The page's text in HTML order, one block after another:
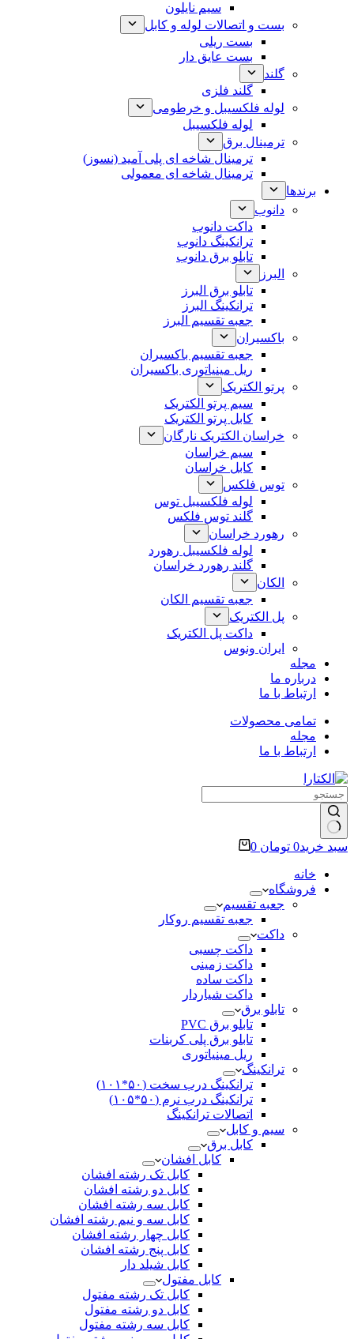
سیم نایلون
بست و اتصالات لوله و کابل
بست ریلی
بست عایق دار
گلند
گلند فلزی
لوله فلکسیبل و خرطومی
لوله فلکسیبل
ترمینال برق
ترمینال شاخه ای پلی آمید (نسوز)
ترمینال شاخه ای معمولی
برندها
دانوب
داکت دانوب
ترانکینگ دانوب
تابلو برق دانوب
البرز
تابلو برق البرز
ترانکینگ البرز
جعبه تقسیم البرز
باکسیران
جعبه تقسیم باکسیران
ریل مینیاتوری باکسیران
پرتو الکتریک
سیم پرتو الکتریک
کابل پرتو الکتریک
خراسان الکتریک نارگان
سیم خراسان
کابل خراسان
توس فلکس
لوله فلکسیبل توس
گلند توس فلکس
رهورد خراسان
لوله فلکسیبل رهورد
گلند رهورد خراسان
الکان
جعبه تقسیم الکان
پل الکتریک
داکت پل الکتریک
ایران ونوس
مجله
درباره ما
ارتباط با ما
تمامی محصولات
مجله
ارتباط با ما
سبد خرید0 تومان 0
خانه
فروشگاه
جعبه تقسیم
جعبه تقسیم روکار
داکت
داکت چسبی
داکت زمینی
داکت ساده
داکت شیاردار
تابلو برق
تابلو برق PVC
تابلو برق پلی کربنات
ریل مینیاتوری
ترانکینگ
ترانکینگ درب سخت (۵۰*۱۰۱)
ترانکینگ درب نرم (۵۰*۱۰۵)
اتصالات ترانکینگ
سیم و کابل
کابل برق
کابل افشان
کابل تک رشته افشان
کابل دو رشته افشان
کابل سه رشته افشان
کابل سه و نیم رشته افشان
کابل چهار رشته افشان
کابل پنج رشته افشان
کابل شیلد دار
کابل مفتول
کابل تک رشته مفتول
کابل دو رشته مفتول
کابل سه رشته مفتول